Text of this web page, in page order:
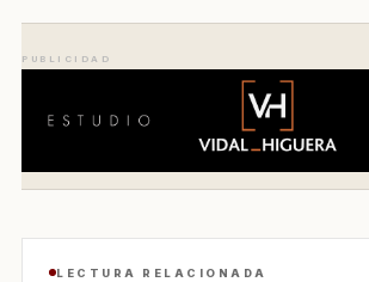
PUBLICIDAD
LECTURA RELACIONADA